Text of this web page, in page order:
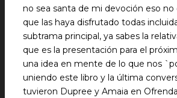
no sea santa de mi devoción eso no
que las haya disfrutado todas
subtrama principal, ya sabes la
que es la presentación para el
una idea en mente de lo que nos
uniendo este libro y la última
tuvieron Dupree y Amaia en